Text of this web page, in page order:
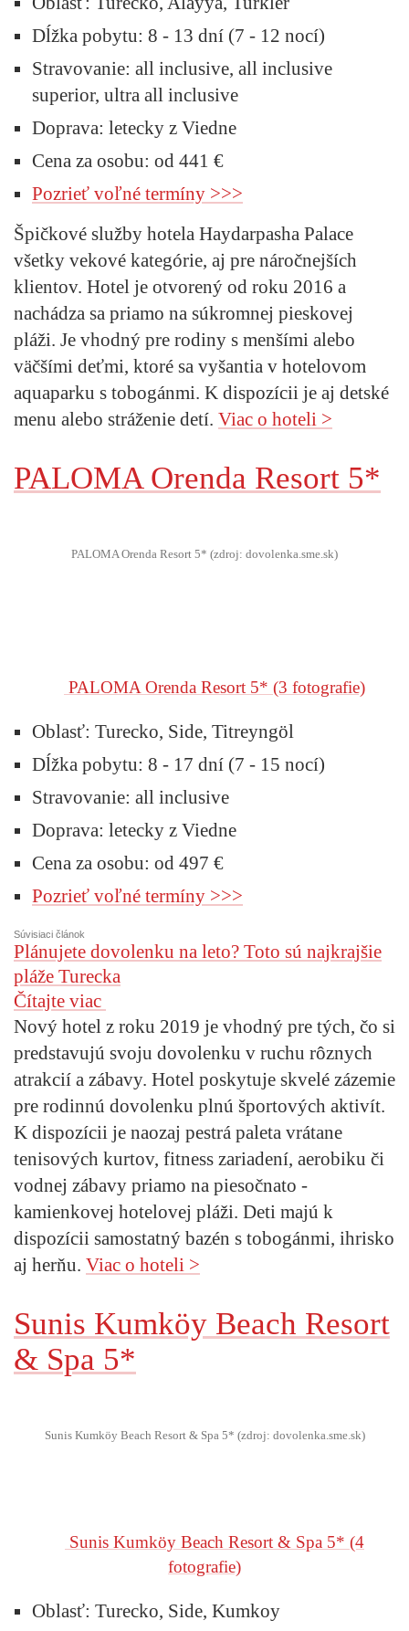
Dĺžka pobytu: 8 - 13 dní (7 - 12 nocí)
Stravovanie: all inclusive, all inclusive
superior, ultra all inclusive
Doprava: letecky z Viedne
Cena za osobu: od 441 €
Pozrieť voľné termíny >>>
Špičkové služby hotela Haydarpasha Palace
všetky vekové kategórie, aj pre náročnejších
klientov. Hotel je otvorený od roku 2016 a
nachádza sa priamo na súkromnej pieskovej
pláži. Je vhodný pre rodiny s menšími alebo
väčšími deťmi, ktoré sa vyšantia v hotelovom
aquaparku s tobogánmi. K dispozícii je aj detské
menu alebo stráženie detí. Viac o hoteli >
PALOMA Orenda Resort 5*
PALOMA Orenda Resort 5* (zdroj: dovolenka.sme.sk)
PALOMA Orenda Resort 5* (3 fotografie)
Oblasť: Turecko, Side, Titreyngöl
Dĺžka pobytu: 8 - 17 dní (7 - 15 nocí)
Stravovanie: all inclusive
Doprava: letecky z Viedne
Cena za osobu: od 497 €
Pozrieť voľné termíny >>>
Súvisiaci článok
Plánujete dovolenku na leto? Toto sú najkrajšie
pláže Turecka
Čítajte viac
Nový hotel z roku 2019 je vhodný pre tých, čo si
predstavujú svoju dovolenku v ruchu rôznych
atrakcií a zábavy. Hotel poskytuje skvelé zázemie
pre rodinnú dovolenku plnú športových aktivít.
K dispozícii je naozaj pestrá paleta vrátane
tenisových kurtov, fitness zariadení, aerobiku či
vodnej zábavy priamo na piesočnato -
kamienkovej hotelovej pláži. Deti majú k
dispozícii samostatný bazén s tobogánmi, ihrisko
aj herňu. Viac o hoteli >
Sunis Kumköy Beach Resort
& Spa 5*
Sunis Kumköy Beach Resort & Spa 5* (zdroj: dovolenka.sme.sk)
Sunis Kumköy Beach Resort & Spa 5* (4
fotografie)
Oblasť: Turecko, Side, Kumkoy